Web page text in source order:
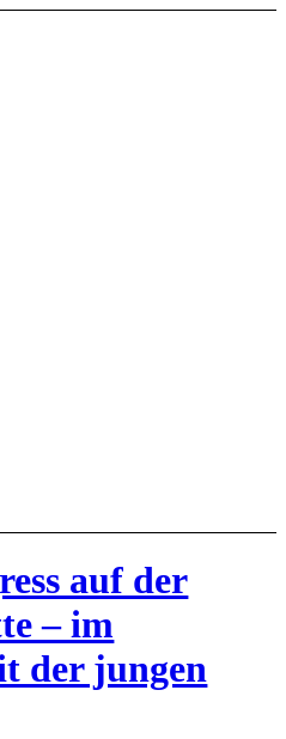
auf der
– im
der jungen